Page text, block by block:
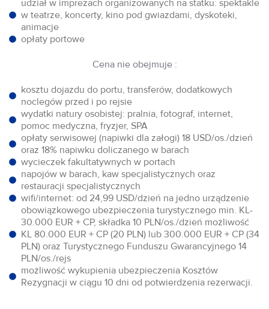
udział w imprezach organizowanych na statku: spektakle
w teatrze, koncerty, kino pod gwiazdami, dyskoteki,
animacje
opłaty portowe
Cena nie obejmuje :
kosztu dojazdu do portu, transferów, dodatkowych
noclegów przed i po rejsie
wydatki natury osobistej: pralnia, fotograf, internet,
pomoc medyczna, fryzjer, SPA
opłaty serwisowej (napiwki dla załogi) 18 USD/os./dzień
oraz 18% napiwku doliczanego w barach
wycieczek fakultatywnych w portach
napojów w barach, kaw specjalistycznych oraz
restauracji specjalistycznych
wifi/internet: od 24,99 USD/dzień na jedno urządzenie
obowiązkowego ubezpieczenia turystycznego min. KL-
30.000 EUR + CP, składka 10 PLN/os./dzień możliwość
KL 80.000 EUR + CP (20 PLN) lub 300.000 EUR + CP (34
PLN) oraz Turystycznego Funduszu Gwarancyjnego 14
PLN/os./rejs
możliwość wykupienia ubezpieczenia Kosztów
Rezygnacji w ciągu 10 dni od potwierdzenia rezerwacji.